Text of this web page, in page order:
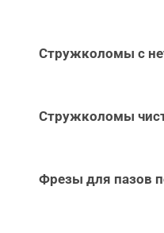
Стружколомы с
Стружколомы
Фрезы для пазов